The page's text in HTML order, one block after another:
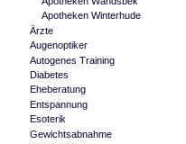
Apotheken Winterhude
Ärzte
Augenoptiker
Autogenes Training
Diabetes
Eheberatung
Entspannung
Esoterik
Gewichtsabnahme